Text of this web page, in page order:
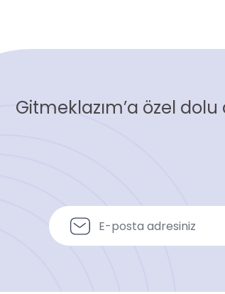
Gitmeklazım’a özel